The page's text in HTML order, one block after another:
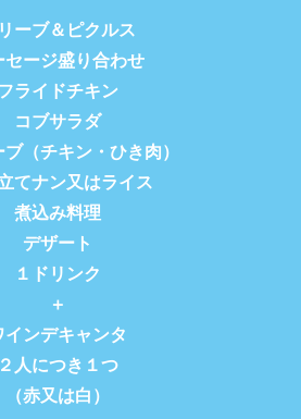
ーブ＆ピクルス
セージ盛り合わせ
ライドチキン
コブサラダ
（チキン・ひき肉）
てナン又はライス
煮込み料理
デザート
１ドリンク
＋
インデキャンタ
２人につき１つ
（赤又は白）